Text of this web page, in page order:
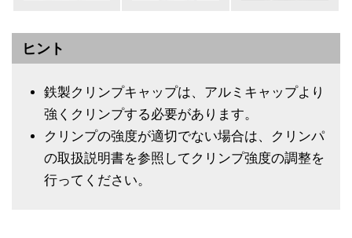
ヒント
鉄製クリンプキャップは、アルミキャップより
強くクリンプする必要があります。
クリンプの強度が適切でない場合は、クリンパ
の取扱説明書を参照してクリンプ強度の調整を
行ってください。